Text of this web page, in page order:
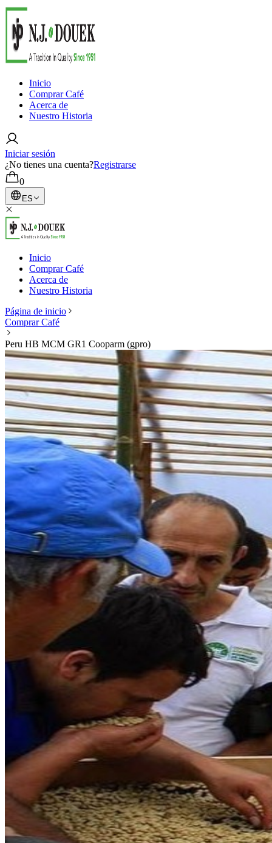
Inicio
Comprar Café
Acerca de
Nuestro Historia
Iniciar sesión
¿No tienes una cuenta?Registrarse
0
ES
Inicio
Comprar Café
Acerca de
Nuestro Historia
Página de inicio
Comprar Café
Peru HB MCM GR1 Cooparm (gpro)